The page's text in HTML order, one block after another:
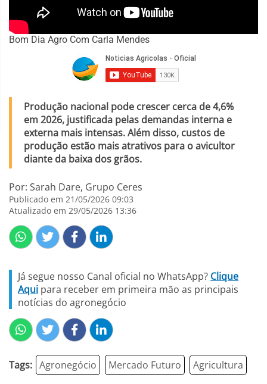
Bom Dia Agro Com Carla Mendes
Produção nacional pode crescer cerca de 4,6%
em 2026, justificada pelas demandas interna e
externa mais intensas. Além disso, custos de
produção estão mais atrativos para o avicultor
diante da baixa dos grãos.
Por: Sarah Dare, Grupo Ceres
Publicado em 21/05/2026 09:03
Atualizado em 29/05/2026 13:36
Já segue nosso Canal oficial no WhatsApp? Clique
Aqui para receber em primeira mão as principais
notícias do agronegócio
Tags: Agronegócio Mercado Futuro Agricultura